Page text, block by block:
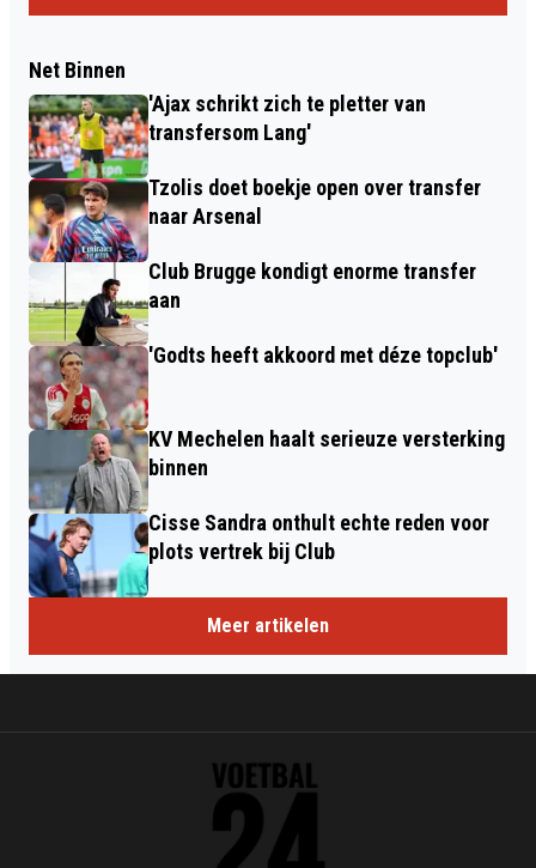
Net Binnen
'Ajax schrikt zich te pletter van
transfersom Lang'
Tzolis doet boekje open over transfer
naar Arsenal
Club Brugge kondigt enorme transfer
aan
'Godts heeft akkoord met déze topclub'
KV Mechelen haalt serieuze versterking
binnen
Cisse Sandra onthult echte reden voor
plots vertrek bij Club
Meer artikelen